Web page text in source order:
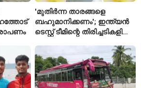
'മുതിർന്ന താരങ്ങളെ
ബഹുമാനിക്കണം'; ഇന്ത്യൻ
ടെസ്റ്റ് ടീമിന്റെ തിരിച്ചടികളിൽ
രഹാനെ